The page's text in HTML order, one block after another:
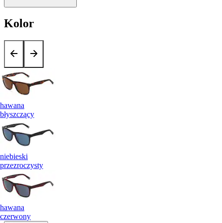
Kolor
hawana
błyszczący
niebieski
przezroczysty
hawana
czerwony